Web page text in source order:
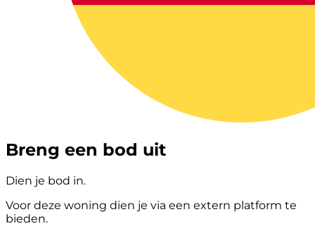
Breng een bod uit
Dien je bod in.
Voor deze woning dien je via een extern platform te
bieden.